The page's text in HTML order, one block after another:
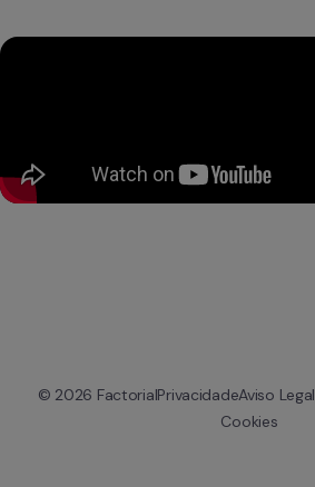
© 2026 FactorialPrivacidadeAviso Legal
Cookies